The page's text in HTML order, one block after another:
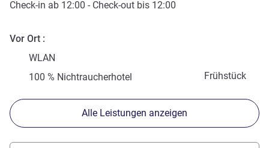
Check-in ab 12:00 - Check-out bis 12:00
Vor Ort
WLAN
Frühstück
100 % Nichtraucherhotel
Alle Leistungen anzeigen